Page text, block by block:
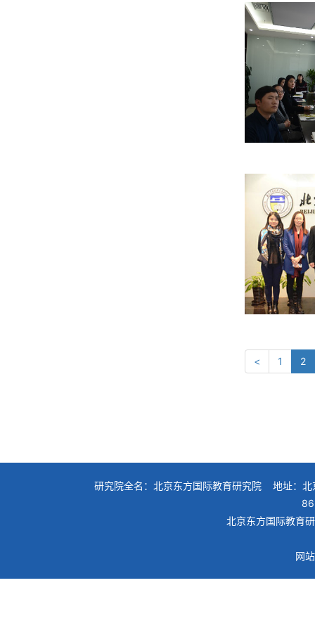
< 1 2
研究院全名：北京东方国际教育研究院 地址：
北京东方国际教育
网